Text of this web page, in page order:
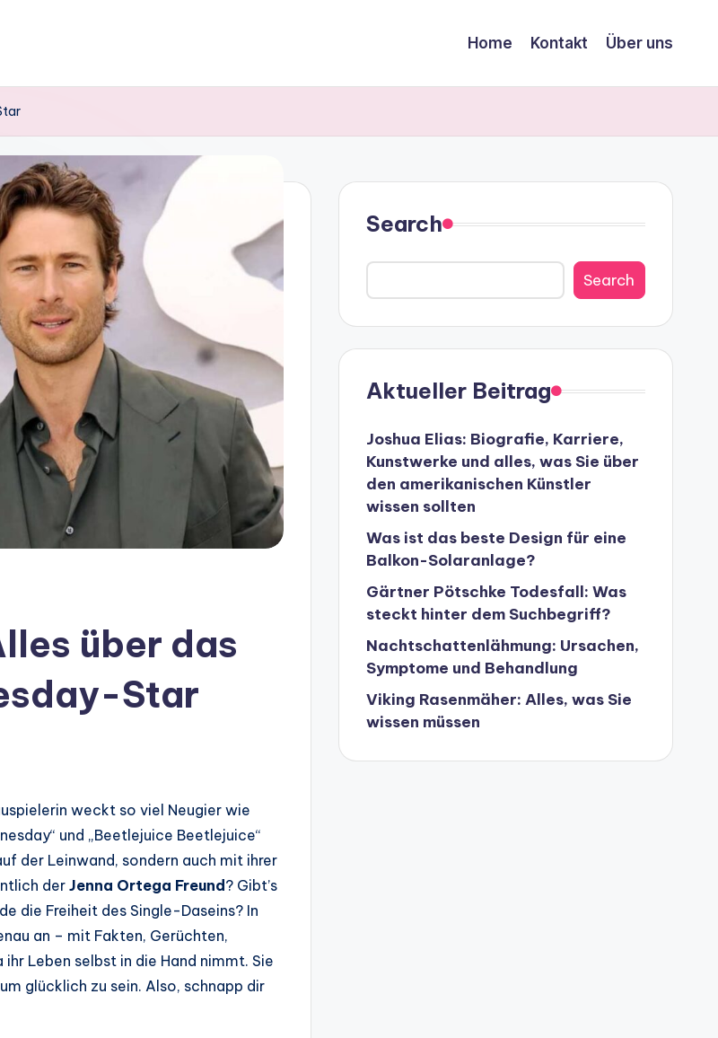
Home Kontakt Über uns
über das
Star
weckt so viel Neugier wie
und „Beetlejuice Beetlejuice“
der Leinwand, sondern auch mit ihrer
der Jenna Ortega Freund ? Gibt’s
die Freiheit des Single-Daseins? In
an – mit Fakten, Gerüchten,
Leben selbst in die Hand nimmt. Sie
glücklich zu sein. Also, schnapp dir
Search
Search
Aktueller Beitrag
Joshua Elias: Biografie, Karriere,
Kunstwerke und alles, was Sie über
den amerikanischen Künstler
wissen sollten
Was ist das beste Design für eine
Balkon-Solaranlage?
Gärtner Pötschke Todesfall: Was
steckt hinter dem Suchbegriff?
Nachtschattenlähmung: Ursachen,
Symptome und Behandlung
Viking Rasenmäher: Alles, was Sie
wissen müssen